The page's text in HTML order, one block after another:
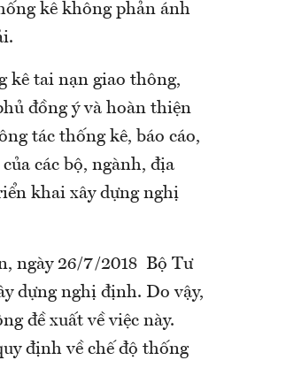
kê không phản ánh
kê tai nạn giao thông,
đồng ý và hoàn thiện
tác thống kê, báo cáo,
các bộ, ngành, địa
khai xây dựng nghị
ngày 26/7/2018 Bộ Tư
dựng nghị định. Do vậy,
đề xuất về việc này.
định về chế độ thống